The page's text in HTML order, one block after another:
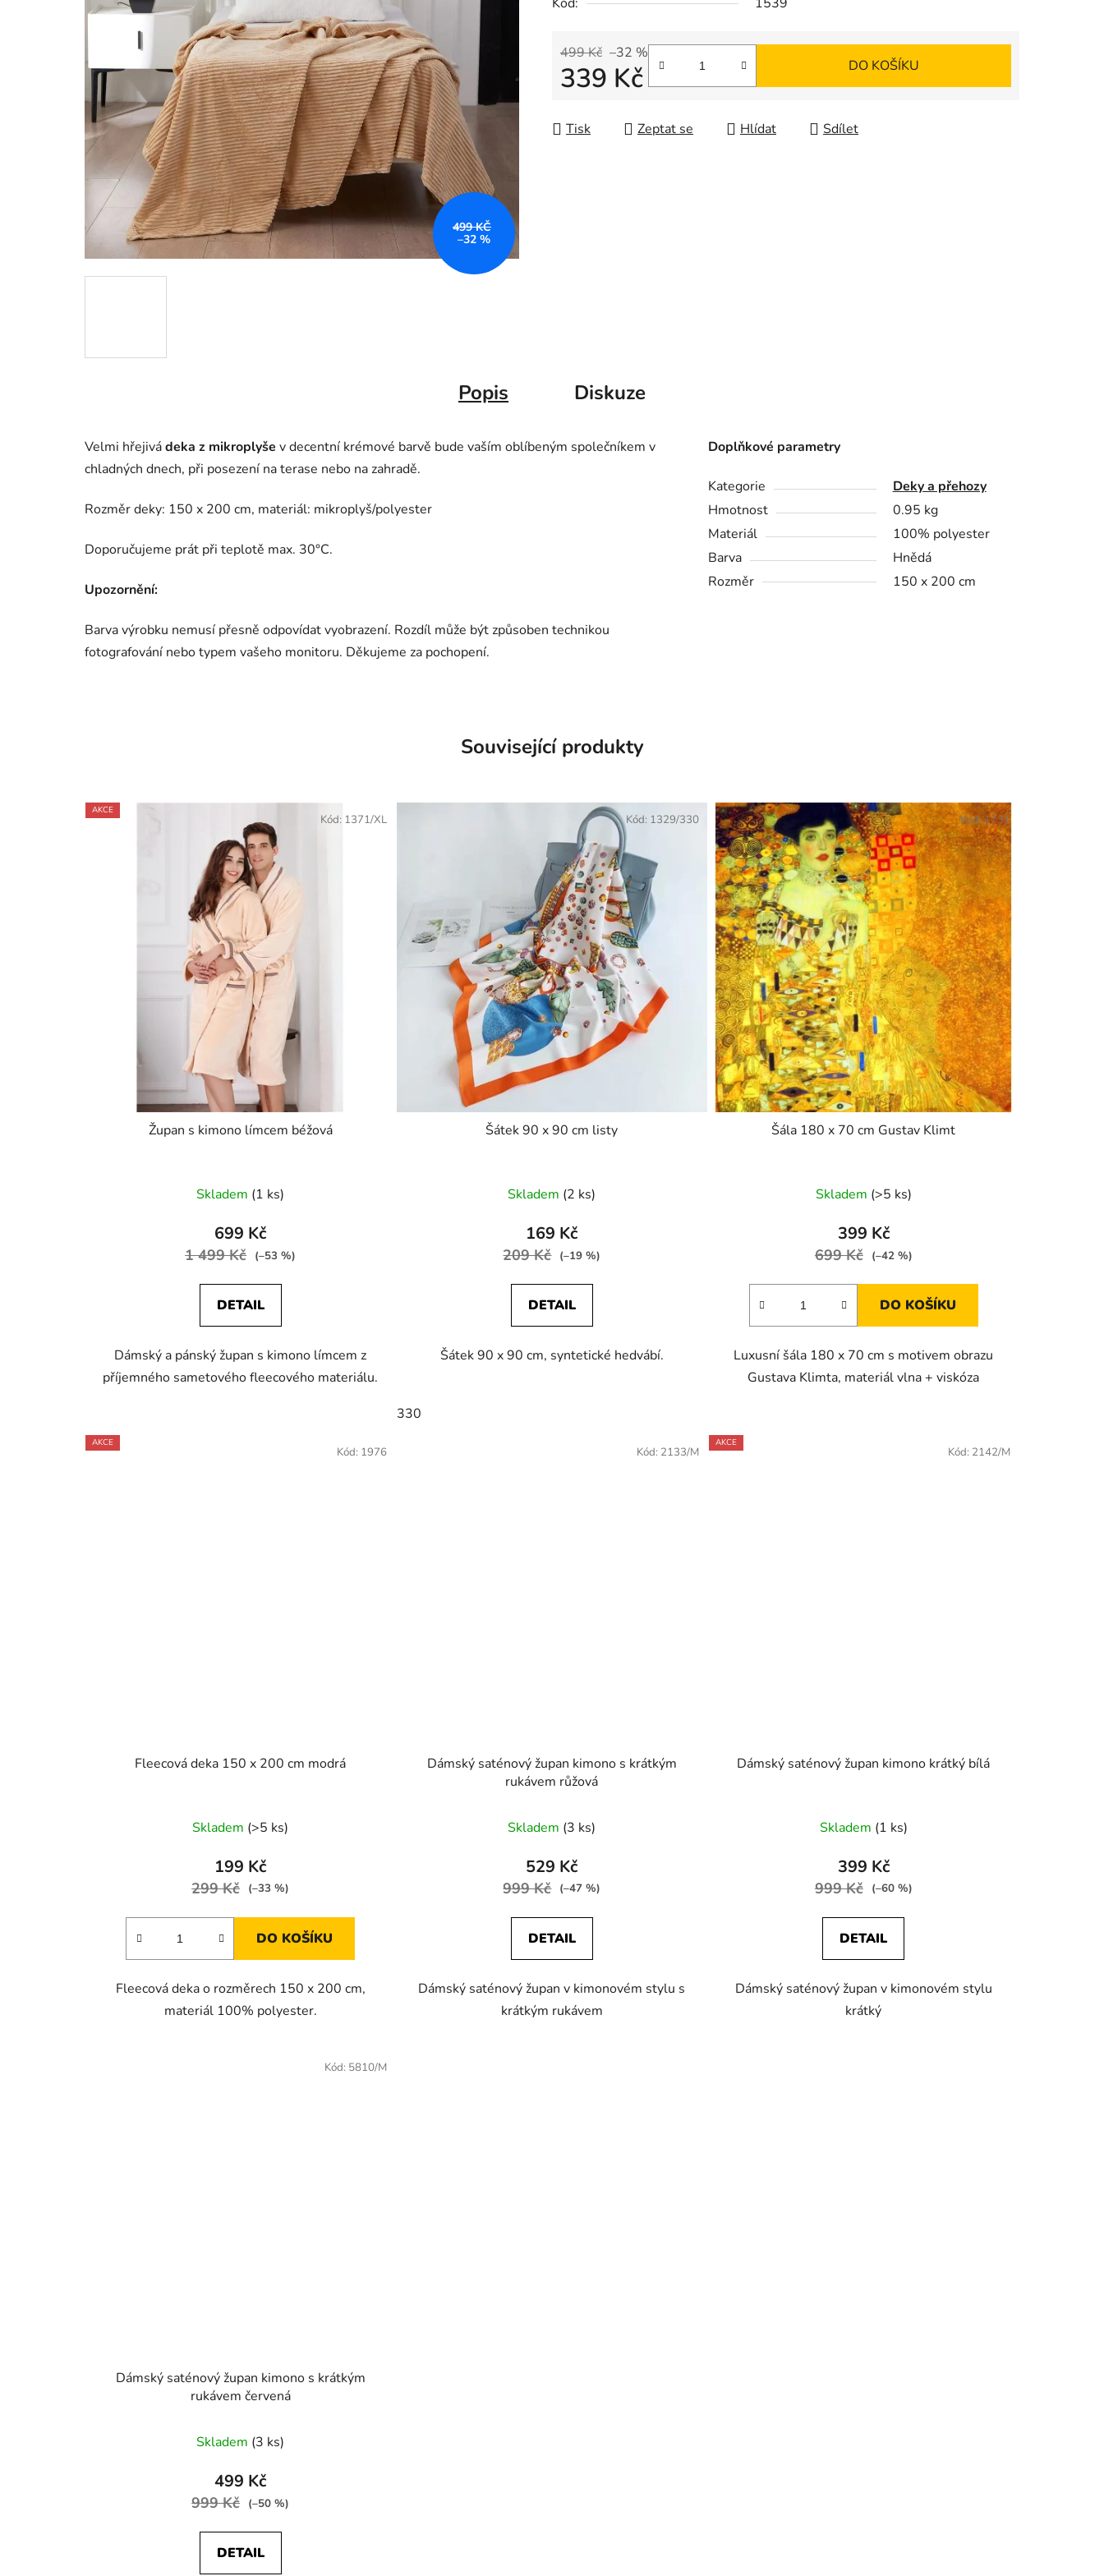
499 Kč –32 %
339 Kč DO KOŠÍKU
Tisk Zeptat se Hlídat Sdílet
499 KČ
–32 %
Popis Diskuze
Velmi hřejivádeka z mikroplyše v decentní krémové barvě bude vaším oblíbeným společníkem v
chladných dnech, při posezení na terase nebo na zahradě.
Rozměr deky: 150 x 200 cm, materiál: mikroplyš/polyester
Doporučujeme prát při teplotě max. 30°C.
Upozornění:
Barva výrobku nemusí přesně odpovídat vyobrazení. Rozdíl může být způsoben technikou
fotografování nebo typem vašeho monitoru. Děkujeme za pochopení.
Doplňkové parametry
Kategorie
Deky a přehozy
Hmotnost
0.95 kg
Materiál
100% polyester
Barva
Hnědá
Rozměr
150 x 200 cm
Související produkty
AKCE
Župan s kimono límcem béžová
Skladem (1 ks)
699 Kč
1 499 Kč (–53 %)
DETAIL
Dámský a pánský župan s kimono límcem z
příjemného sametového fleecového materiálu.
Kód: 1371/XL
Šátek 90 x 90 cm listy
Skladem (2 ks)
169 Kč
209 Kč (–19 %)
DETAIL
Šátek 90 x 90 cm, syntetické hedvábí.
330
Kód: 1329/330
Šála 180 x 70 cm Gustav Klimt
Skladem (>5 ks)
399 Kč
699 Kč (–42 %)
DO KOŠÍKU
Luxusní šála 180 x 70 cm s motivem obrazu
Gustava Klimta, materiál vlna + viskóza
Kód:1731
AKCE
Fleecová deka 150 x 200 cm modrá
Skladem (>5 ks)
199 Kč
299 Kč (–33 %)
DO KOŠÍKU
Fleecová deka o rozměrech 150 x 200 cm,
materiál 100% polyester.
Kód: 1976
Dámský saténový župan kimono s krátkým
rukávem růžová
Skladem (3 ks)
529 Kč
999 Kč (–47 %)
DETAIL
Dámský saténový župan v kimonovém stylu s
krátkým rukávem
Kód: 2133/M
AKCE
Dámský saténový župan kimono krátký bílá
Skladem (1 ks)
399 Kč
999 Kč (–60 %)
DETAIL
Dámský saténový župan v kimonovém stylu
krátký
Kód: 2142/M
Dámský saténový župan kimono s krátkým
rukávem červená
Skladem (3 ks)
499 Kč
999 Kč (–50 %)
DETAIL
Kód: 5810/M